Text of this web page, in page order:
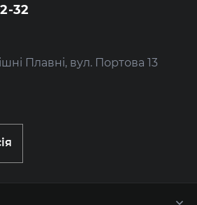
32
Плавні, вул. Портова 13